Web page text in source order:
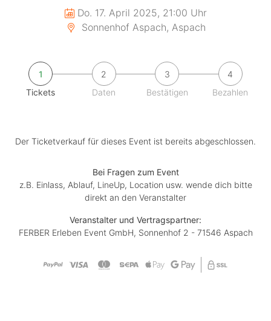
Do. 17. April 2025, 21:00 Uhr
Sonnenhof Aspach, Aspach
1
Tickets
2
Daten
3
Bestätigen
4
Bezahlen
Der Ticketverkauf für dieses Event ist bereits abgeschlossen.
Bei Fragen zum Event
z.B. Einlass, Ablauf, LineUp, Location usw. wende dich bitte
direkt an den Veranstalter
Veranstalter und Vertragspartner:
FERBER Erleben Event GmbH, Sonnenhof 2 - 71546 Aspach